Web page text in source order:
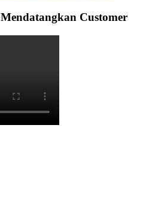
Customer